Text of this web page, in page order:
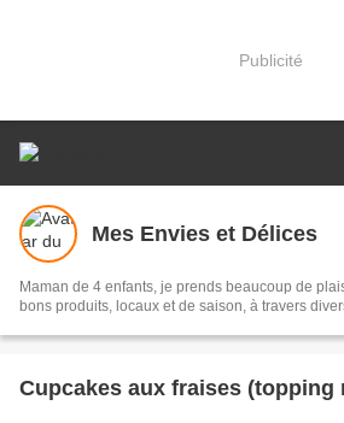
Publicité
Mes Envies et Délices
Maman de 4 enfants, je prends beaucoup de
bons produits, locaux et de saison, à travers
Cupcakes aux fraises (topping